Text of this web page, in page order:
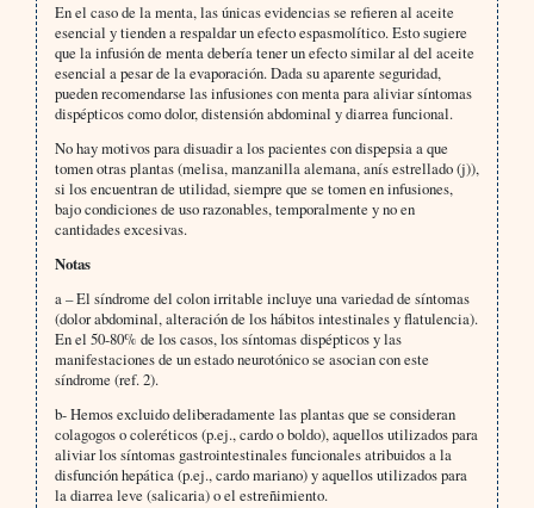
En el caso de la menta, las únicas evidencias se refieren al aceite
esencial y tienden a respaldar un efecto espasmolítico. Esto sugiere
que la infusión de menta debería tener un efecto similar al del aceite
esencial a pesar de la evaporación. Dada su aparente seguridad,
pueden recomendarse las infusiones con menta para aliviar síntomas
dispépticos como dolor, distensión abdominal y diarrea funcional.
No hay motivos para disuadir a los pacientes con dispepsia a que
tomen otras plantas (melisa, manzanilla alemana, anís estrellado (j)),
si los encuentran de utilidad, siempre que se tomen en infusiones,
bajo condiciones de uso razonables, temporalmente y no en
cantidades excesivas.
Notas
a – El síndrome del colon irritable incluye una variedad de síntomas
(dolor abdominal, alteración de los hábitos intestinales y flatulencia).
En el 50-80% de los casos, los síntomas dispépticos y las
manifestaciones de un estado neurotónico se asocian con este
síndrome (ref. 2).
b- Hemos excluido deliberadamente las plantas que se consideran
colagogos o coleréticos (p.ej., cardo o boldo), aquellos utilizados para
aliviar los síntomas gastrointestinales funcionales atribuidos a la
disfunción hepática (p.ej., cardo mariano) y aquellos utilizados para
la diarrea leve (salicaria) o el estreñimiento.